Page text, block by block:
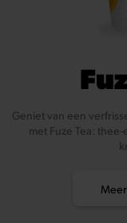
Geniet van een
met Fuze Tea: